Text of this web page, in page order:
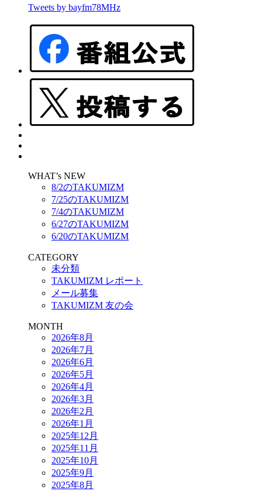
Tweets by bayfm78MHz
WHAT’s NEW
8/2のTAKUMIZM
7/25のTAKUMIZM
7/4のTAKUMIZM
6/27のTAKUMIZM
6/20のTAKUMIZM
CATEGORY
未分類
TAKUMIZM レポート
メール募集
TAKUMIZM 友の会
MONTH
2026年8月
2026年7月
2026年6月
2026年5月
2026年4月
2026年3月
2026年2月
2026年1月
2025年12月
2025年11月
2025年10月
2025年9月
2025年8月